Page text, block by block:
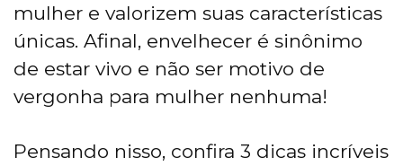
mulher e valorizem suas características
únicas. Afinal, envelhecer é sinônimo
de estar vivo e não ser motivo de
vergonha para mulher nenhuma!
Pensando nisso, confira 3 dicas incríveis